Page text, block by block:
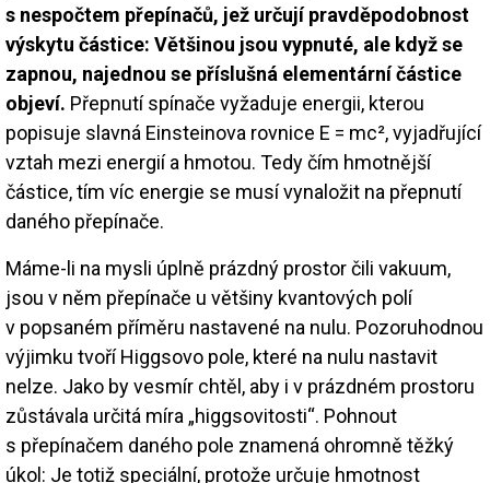
s nespočtem přepínačů, jež určují pravděpodobnost
výskytu částice: Většinou jsou vypnuté, ale když se
zapnou, najednou se příslušná elementární částice
objeví. Přepnutí spínače vyžaduje energii, kterou
popisuje slavná Einsteinova rovnice E = mc², vyjadřující
vztah mezi energií a hmotou. Tedy čím hmotnější
částice, tím víc energie se musí vynaložit na přepnutí
daného přepínače.
Máme-li na mysli úplně prázdný prostor čili vakuum,
jsou v něm přepínače u většiny kvantových polí
v popsaném příměru nastavené na nulu. Pozoruhodnou
výjimku tvoří Higgsovo pole, které na nulu nastavit
nelze. Jako by vesmír chtěl, aby i v prázdném prostoru
zůstávala určitá míra „higgsovitosti“. Pohnout
s přepínačem daného pole znamená ohromně těžký
úkol: Je totiž speciální, protože určuje hmotnost